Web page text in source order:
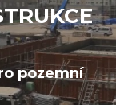
pozemní